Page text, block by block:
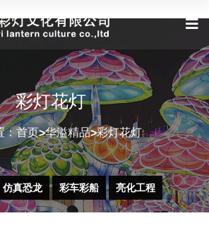
彩灯花灯
：首页>华溢精品>彩灯花灯
仿真恐龙 彩车彩船 亮化工程